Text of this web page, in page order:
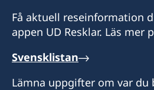
Få aktuell reseinformation
appen UD Resklar. Läs mer
Svensklistan
Lämna uppgifter om var du